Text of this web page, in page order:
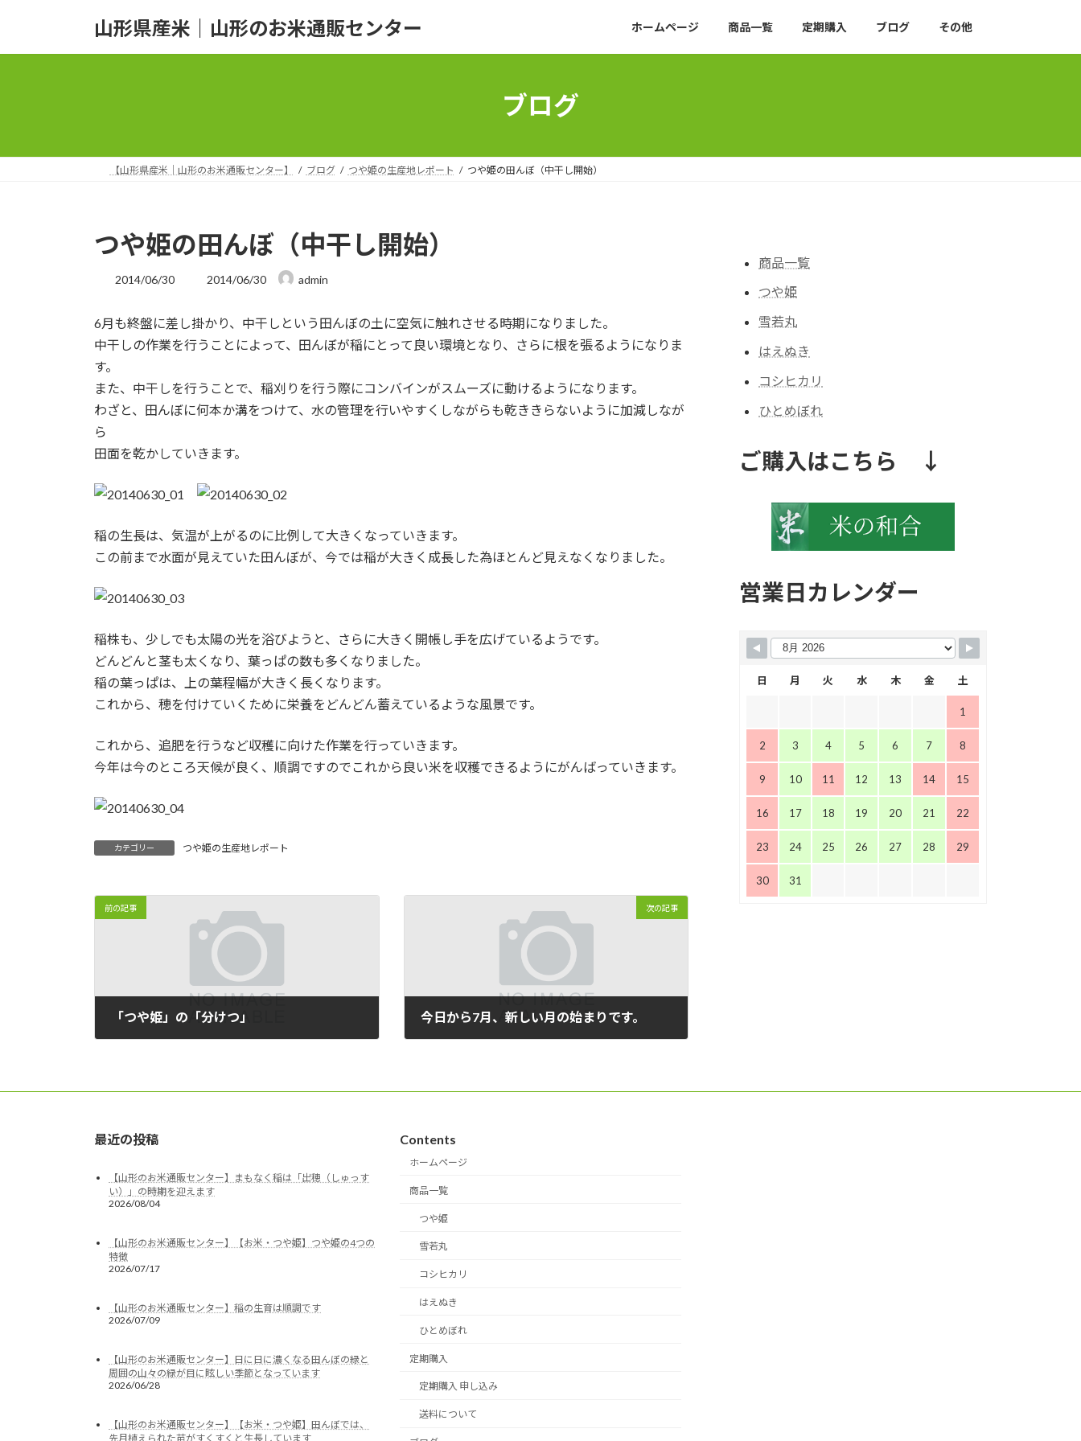
山形県産米｜山形のお米通販センター ホームページ 商品一覧 定期購入 ブログ その他
ブログ
【山形県産米｜山形のお米通販センター】 ブログ つや姫の生産地レポート つや姫の田んぼ（中干し開始）
つや姫の田んぼ（中干し開始）
2014/06/30
最
新
日
2014/06/30 admin
6月も終盤に差し掛かり、中干しという田んぼの土に空気に触れさせる時期になりました。
中干しの作業を行うことによって、田んぼが稲にとって良い環境となり、さらに根を張るようになりま
す。
また、中干しを行うことで、稲刈りを行う際にコンバインがスムーズに動けるようになります。
わざと、田んぼに何本か溝をつけて、水の管理を行いやすくしながらも乾ききらないように加減しなが
ら
田面を乾かしていきます。
稲の生長は、気温が上がるのに比例して大きくなっていきます。
この前まで水面が見えていた田んぼが、今では稲が大きく成長した為ほとんど見えなくなりました。
稲株も、少しでも太陽の光を浴びようと、さらに大きく開帳し手を広げているようです。
どんどんと茎も太くなり、葉っぱの数も多くなりました。
稲の葉っぱは、上の葉程幅が大きく長くなります。
これから、穂を付けていくために栄養をどんどん蓄えているような風景です。
これから、追肥を行うなど収穫に向けた作業を行っていきます。
今年は今のところ天候が良く、順調ですのでこれから良い米を収穫できるようにがんばっていきます。
カテゴリー つや姫の生産地レポート
前の記事
「つや姫」の「分けつ」
次の記事
今日から7月、新しい月の始まりです。
商品一覧
つや姫
雪若丸
はえぬき
コシヒカリ
ひとめぼれ
ご購入はこちら ↓
営業日カレンダー
日 月 火 水 木 金 土
1
2 3 4 5 6 7 8
9 10 11 12 13 14 15
16 17 18 19 20 21 22
23 24 25 26 27 28 29
30 31
最近の投稿
【山形のお米通販センター】まもなく稲は「出穂（しゅっす
い）」の時期を迎えます
2026/08/04
【山形のお米通販センター】【お米・つや姫】つや姫の4つの
特徴
2026/07/17
【山形のお米通販センター】稲の生育は順調です
2026/07/09
【山形のお米通販センター】日に日に濃くなる田んぼの緑と
周囲の山々の緑が目に眩しい季節となっています
2026/06/28
【山形のお米通販センター】【お米・つや姫】田んぼでは、
先月植えられた苗がすくすくと生長しています
Contents
ホームページ
商品一覧
つや姫
雪若丸
コシヒカリ
はえぬき
ひとめぼれ
定期購入
定期購入 申し込み
送料について